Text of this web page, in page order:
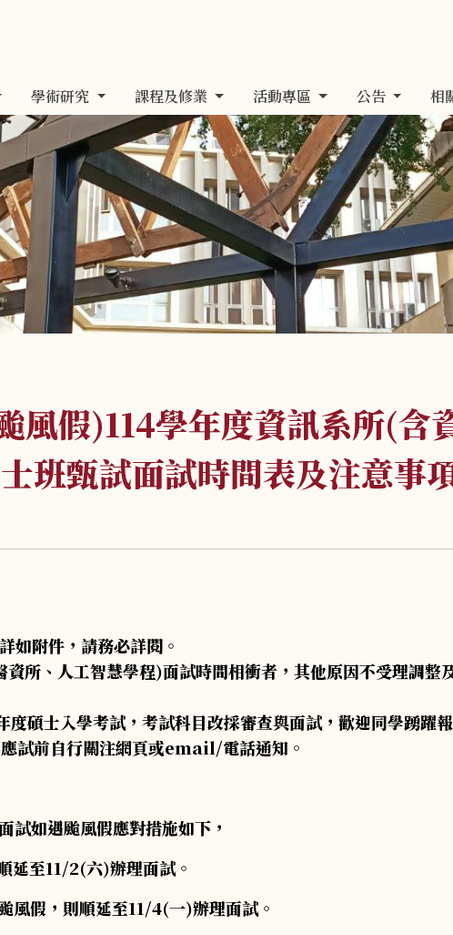
學術研究 課程及修業 活動專區 公告 相
風假)114學年度資訊系所(含
班甄試面試時間表及注意事
如附件，請務必詳閱。
所、人工智慧學程)面試時間相衝者，其他原因不受理調整
度碩士入學考試，考試科目改採審查與面試，歡迎同學踴躍報
試前自行關注網頁或email/電話通知。
如遇颱風假應對措施如下，
延至11/2(六)辦理面試。
假，則順延至11/4(一)辦理面試。